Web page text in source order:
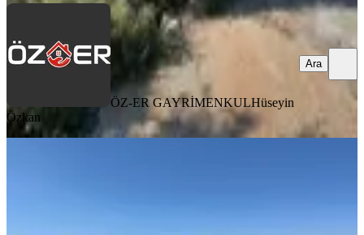
ÖZ-ER GAYRİMENKULHüseyin
Özkan
Ara